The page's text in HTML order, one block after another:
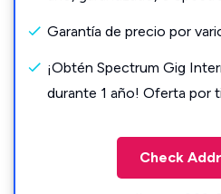
Garantía de precio por
¡Obtén Spectrum Gig
durante 1 año! Oferta por
Check